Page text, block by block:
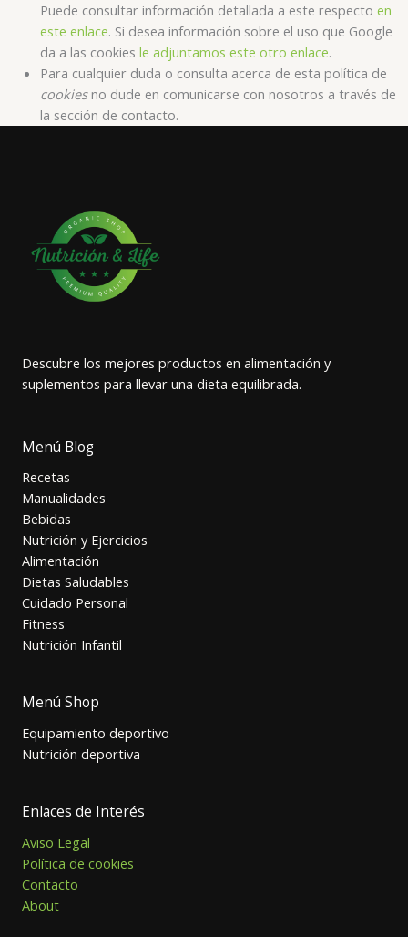
Puede consultar información detallada a este respecto en
este enlace. Si desea información sobre el uso que Google
da a las cookies le adjuntamos este otro enlace.
Para cualquier duda o consulta acerca de esta política de
cookiesno dude en comunicarse con nosotros a través de
la sección de contacto.
Descubre los mejores productos en alimentación y
suplementos para llevar una dieta equilibrada.
Menú Blog
Recetas
Manualidades
Bebidas
Nutrición y Ejercicios
Alimentación
Dietas Saludables
Cuidado Personal
Fitness
Nutrición Infantil
Menú Shop
Equipamiento deportivo
Nutrición deportiva
Enlaces de Interés
Aviso Legal
Política de cookies
Contacto
About